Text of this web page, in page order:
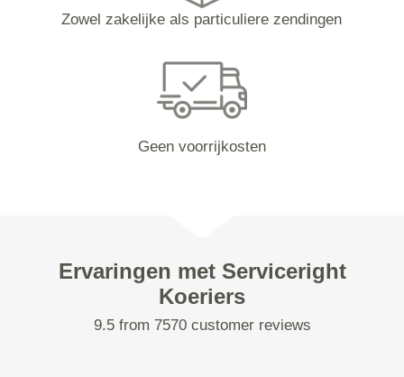
Zowel zakelijke als particuliere zendingen
Geen voorrijkosten
Ervaringen met Serviceright
Koeriers
9.5 from 7570 customer reviews